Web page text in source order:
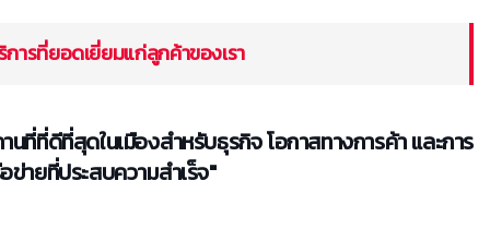
การที่ยอดเยี่ยมแก่ลูกค้าของเรา
นที่ที่ดีที่สุดในเมืองสำหรับธุรกิจ โอกาสทางการค้า และการ
ข่ายที่ประสบความสำเร็จ"